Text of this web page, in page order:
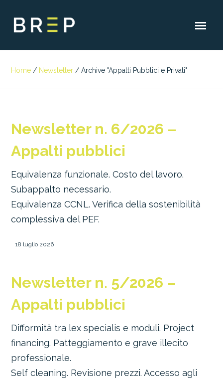
Home / Newsletter / Archive "Appalti Pubblici e Privati"
Newsletter n. 6/2026 –
Appalti pubblici
Equivalenza funzionale. Costo del lavoro.
Subappalto necessario.
Equivalenza CCNL. Verifica della sostenibilità
complessiva del PEF.
18 luglio 2026
Newsletter n. 5/2026 –
Appalti pubblici
Difformità tra lex specialis e moduli. Project
financing. Patteggiamento e grave illecito
professionale.
Self cleaning. Revisione prezzi. Accesso agli